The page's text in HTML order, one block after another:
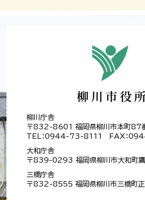
柳川庁舎
〒832-8601 福岡県柳川市本町87
TEL：0944-73-8111 FAX：
大和庁舎
〒839-0293 福岡県柳川市大和町
三橋庁舎
〒832-8555 福岡県柳川市三橋町